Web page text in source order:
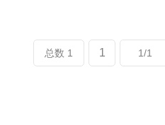
总数 1 1 1/1